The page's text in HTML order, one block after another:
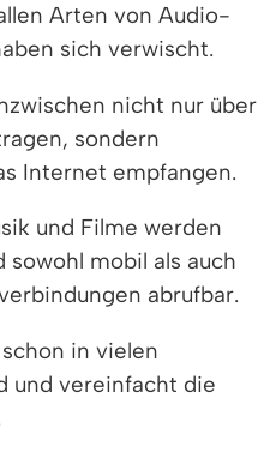
Arten von Audio-
sich verwischt.
nicht nur über
sondern
Internet empfangen.
und Filme werden
mobil als auch
abrufbar.
in vielen
und vereinfacht die